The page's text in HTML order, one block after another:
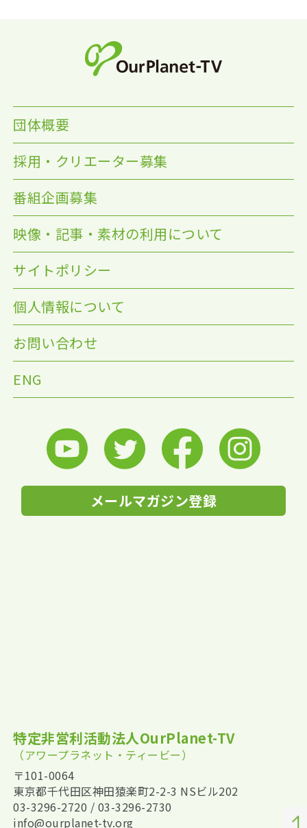
団体概要
採用・クリエーター募集
番組企画募集
映像・記事・素材の利用について
サイトポリシー
個人情報について
お問い合わせ
ENG
メールマガジン登録
特定非営利活動法人OurPlanet-TV
（アワープラネット・ティービー）
〒101-0064
東京都千代田区神田猿楽町2-2-3 NSビル202
03-3296-2720 / 03-3296-2730
info@ourplanet-tv.org